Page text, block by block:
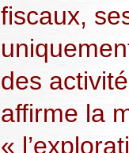
fiscaux,
des
affirme la
«